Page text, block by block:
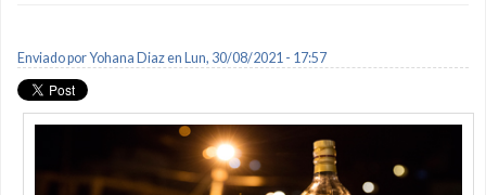
Enviado porYohana Diazen Lun, 30/08/2021 - 17:57